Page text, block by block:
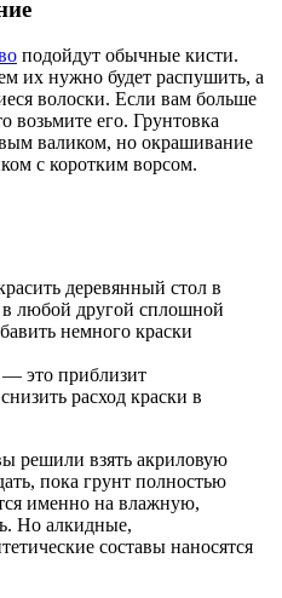
подойдут обычные кисти.
их нужно будет распушить, а
волоски. Если вам больше
возьмите его. Грунтовка
валиком, но окрашивание
с коротким ворсом.
деревянный стол в
любой другой сплошной
немного краски
— это приблизит
расход краски в
решили взять акриловую
пока грунт полностью
именно на влажную,
Но алкидные,
составы наносятся